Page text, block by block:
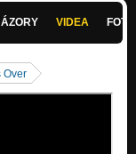
VIDEA
Over